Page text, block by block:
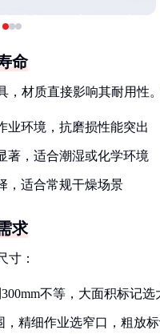
命
，材质直接影响其耐用性
业环境，抗磨损性能突出
著，适合潮湿或化学环境
，适合常规干燥场景
求
寸：
300mm不等，大面积标记选
，精细作业选窄口，粗放